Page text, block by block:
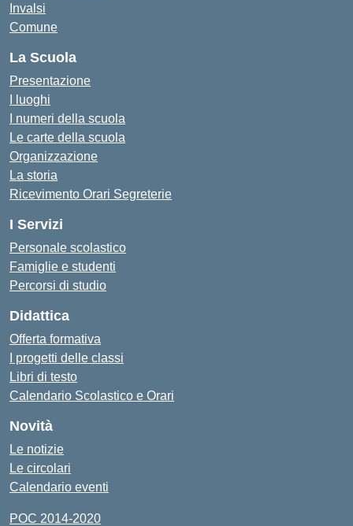
Invalsi
Comune
La Scuola
Presentazione
I luoghi
I numeri della scuola
Le carte della scuola
Organizzazione
La storia
Ricevimento Orari Segreterie
I Servizi
Personale scolastico
Famiglie e studenti
Percorsi di studio
Didattica
Offerta formativa
I progetti delle classi
Libri di testo
Calendario Scolastico e Orari
Novità
Le notizie
Le circolari
Calendario eventi
POC 2014-2020